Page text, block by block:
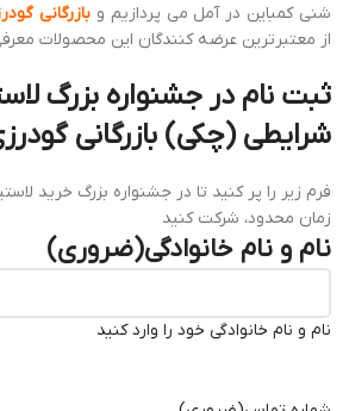
شنی کمباین در آمل می پردازیم و بازرگانی
از معتبرترین عرضه کنندگان این محصولات
ثبت نام در جشنواره بزرگ
شرایطی (چکی) بازرگانی
فرم زیر را پر کنید تا در جشنواره بزرگ خرید
زمان محدود، شرکت کنید
نام و نام خانوادگی(ضروری)
نام و نام خانوادگی خود را وارد کنید